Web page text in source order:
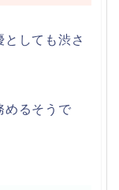
としても渋さ
めるそうで